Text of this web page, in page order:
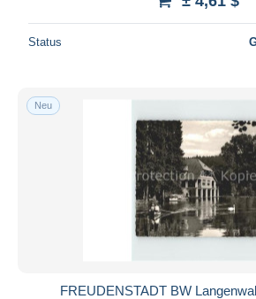
Status
Neu
FREUDENSTADT BW